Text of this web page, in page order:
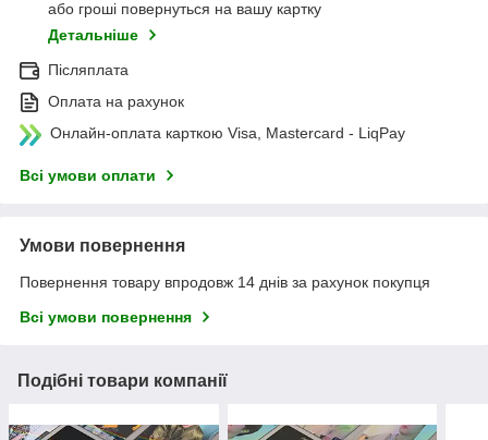
або гроші повернуться на вашу картку
Детальніше
Післяплата
Оплата на рахунок
Онлайн-оплата карткою Visa, Mastercard - LiqPay
Всі умови оплати
Умови повернення
Повернення товару впродовж 14 днів за рахунок покупця
Всі умови повернення
Подібні товари компанії